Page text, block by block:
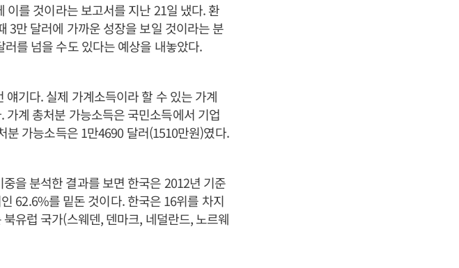
를 것이라는 보고서를 지난 21일 냈다. 환
3만 달러에 가까운 성장을 보일 것이라는 분
를 넘을 수도 있다는 예상을 내놓았다.
기다. 실제 가계소득이라 할 수 있는 가계
계 총처분 가능소득은 국민소득에서 기업
분 가능소득은 1만4690 달러(1510만원)였다.
을 분석한 결과를 보면 한국은 2012년 기준
62.6%를 밑돈 것이다. 한국은 16위를 차지
유럽 국가(스웨덴, 덴마크, 네덜란드, 노르웨